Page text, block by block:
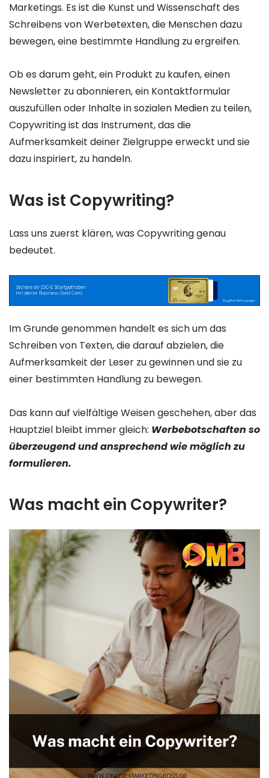
Marketings. Es ist die Kunst und Wissenschaft des
Schreibens von Werbetexten, die Menschen dazu
bewegen, eine bestimmte Handlung zu ergreifen.
Ob es darum geht, ein Produkt zu kaufen, einen
Newsletter zu abonnieren, ein Kontaktformular
auszufüllen oder Inhalte in sozialen Medien zu teilen,
Copywriting ist das Instrument, das die
Aufmerksamkeit deiner Zielgruppe erweckt und sie
dazu inspiriert, zu handeln.
Was ist Copywriting?
Lass uns zuerst klären, was Copywriting genau
bedeutet.
Im Grunde genommen handelt es sich um das
Schreiben von Texten, die darauf abzielen, die
Aufmerksamkeit der Leser zu gewinnen und sie zu
einer bestimmten Handlung zu bewegen.
Das kann auf vielfältige Weisen geschehen, aber das
Hauptziel bleibt immer gleich: Werbebotschaften so
überzeugend und ansprechend wie möglich zu
formulieren.
Was macht ein Copywriter?